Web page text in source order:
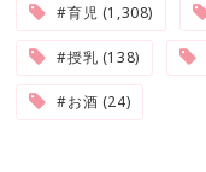
#育児 (1,308)
#授乳 (138)
#お酒 (24)